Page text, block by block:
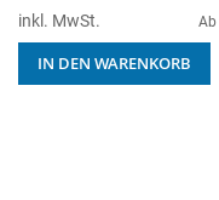
inkl. MwSt.
Ab
IN DEN WARENKORB